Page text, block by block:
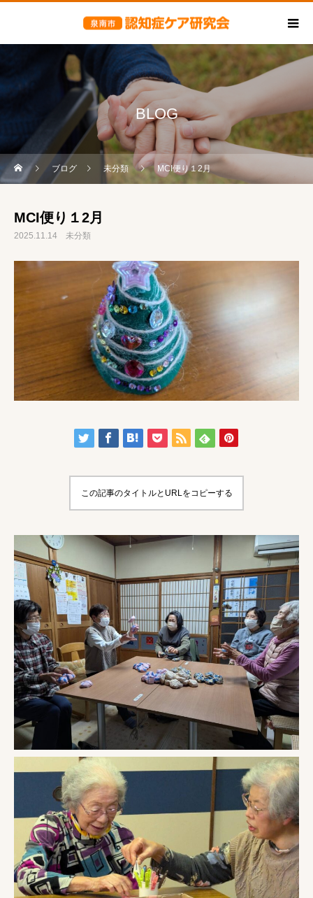
BLOG
ブログ 未分類 MCI便り１2月
MCI便り１2月
2025.11.14 未分類
この記事のタイトルとURLをコピーする